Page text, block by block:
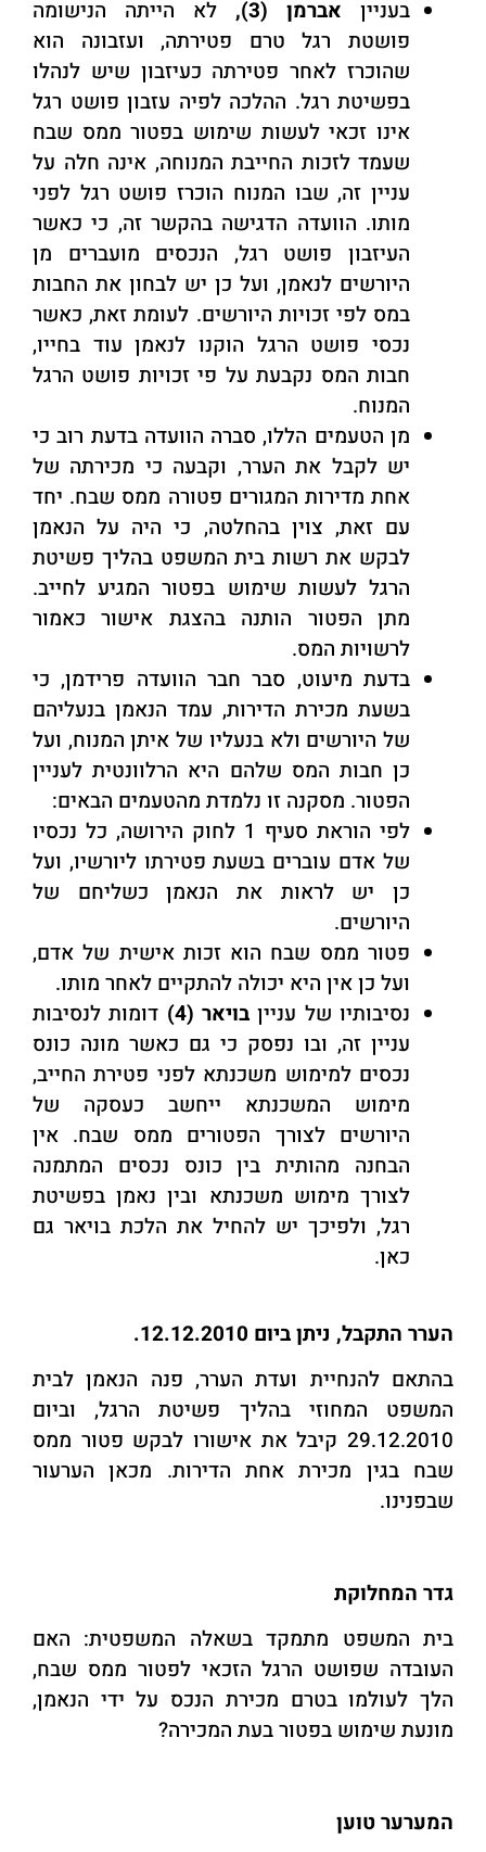
בעניין אברמן (3),
לא הייתה הנישומה
פושטת רגל טרם פטירתה, ועזבונה הוא
שהוכרז לאחר פטירתה כעיזבון שיש לנהלו
בפשיטת רגל. ההלכה לפיה עזבון פושט רגל
אינו זכאי לעשות שימוש בפטור ממס שבח
שעמד לזכות החייבת המנוחה, אינה חלה על
עניין זה, שבו המנוח הוכרז פושט רגל לפני
מותו. הוועדה הדגישה בהקשר זה, כי כאשר
העיזבון פושט רגל, הנכסים מועברים מן
היורשים לנאמן, ועל כן יש לבחון את החבות
במס לפי זכויות היורשים. לעומת זאת, כאשר
נכסי פושט הרגל הוקנו לנאמן עוד בחייו,
חבות המס נקבעת על פי זכויות פושט הרגל
המנוח.
מן הטעמים הללו, סברה הוועדה בדעת רוב כי
יש לקבל את הערר, וקבעה כי מכירתה של
אחת מדירות המגורים פטורה ממס שבח. יחד
עם זאת, צוין בהחלטה, כי היה על הנאמן
לבקש את רשות בית המשפט בהליך פשיטת
הרגל לעשות שימוש בפטור המגיע לחייב.
מתן הפטור הותנה בהצגת אישור כאמור
לרשויות המס.
בדעת מיעוט, סבר חבר הוועדה פרידמן, כי
בשעת מכירת הדירות, עמד הנאמן בנעליהם
של היורשים ולא בנעליו של איתן המנוח, ועל
כן חבות המס שלהם היא הרלוונטית לעניין
הפטור. מסקנה זו נלמדת מהטעמים הבאים:
לפי הוראת סעיף 1 לחוק הירושה, כל נכסיו
של אדם עוברים בשעת פטירתו ליורשיו, ועל
כן יש לראות את הנאמן כשליחם של
היורשים.
פטור ממס שבח הוא זכות אישית של אדם,
ועל כן אין היא יכולה להתקיים לאחר מותו.
נסיבותיו של עניין בויאר (4)
דומות לנסיבות
עניין זה, ובו נפסק כי גם כאשר מונה כונס
נכסים למימוש משכנתא לפני פטירת החייב,
מימוש המשכנתא ייחשב כעסקה של
היורשים לצורך הפטורים ממס שבח. אין
הבחנה מהותית בין כונס נכסים המתמנה
לצורך מימוש משכנתא ובין נאמן בפשיטת
רגל, ולפיכך יש להחיל את הלכת בויאר גם
כאן.
הערר התקבל, ניתן ביום 12.12.2010.
בהתאם להנחיית ועדת הערר, פנה הנאמן לבית
המשפט המחוזי בהליך פשיטת הרגל, וביום
29.12.2010 קיבל את אישורו לבקש פטור ממס
שבח בגין מכירת אחת הדירות. מכאן הערעור
שבפנינו.
גדר המחלוקת
בית המשפט מתמקד בשאלה המשפטית: האם
העובדה שפושט הרגל הזכאי לפטור ממס שבח,
הלך לעולמו בטרם מכירת הנכס על ידי הנאמן,
מונעת שימוש בפטור בעת המכירה?
המערער טוען